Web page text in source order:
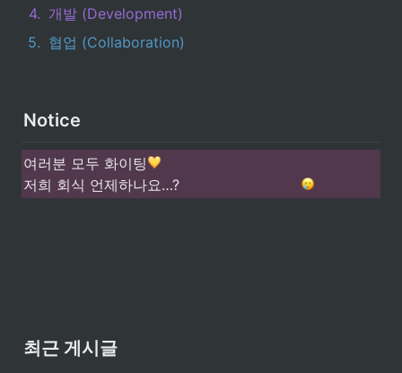
4. 개발 (Development)
5. 협업 (Collaboration)
Notice
여러분 모두 화이팅
저희 회식 언제하나요…?
최근 게시글